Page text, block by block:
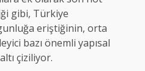
gibi, Türkiye
eriştiğinin, orta
bazı önemli yapısal
çiziliyor.